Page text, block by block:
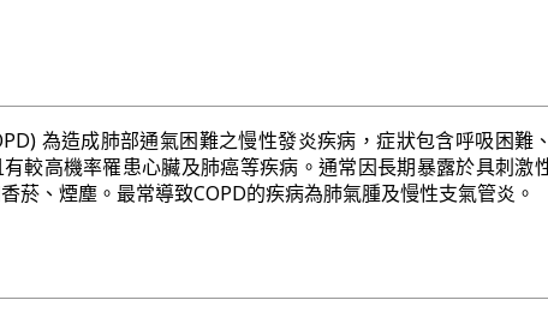
為造成肺部通氣困難之慢性發炎疾病，症狀包含呼吸困難
較高機率罹患心臟及肺癌等疾病。通常因長期暴露於具刺激
菸、煙塵。最常導致COPD的疾病為肺氣腫及慢性支氣管炎。